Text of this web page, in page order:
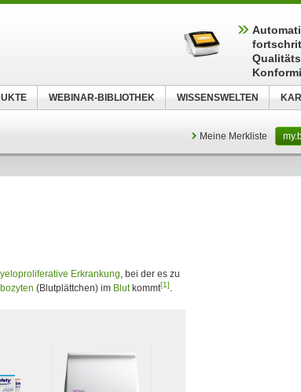
Meine Merkliste
Erkrankung, bei der es zu
(Blutplättchen) im Blutkommt[1].
WEBINAR-BIBLIOTHEK WISSENSWELTEN